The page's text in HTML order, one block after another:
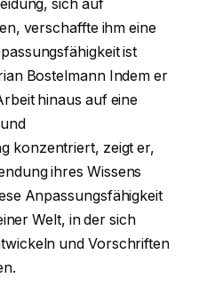
sich auf
verschaffte ihm eine
ist
Bostelmann Indem er
hinaus auf eine
konzentriert, zeigt er,
ihres Wissens
Anpassungsfähigkeit
Welt, in der sich
und Vorschriften